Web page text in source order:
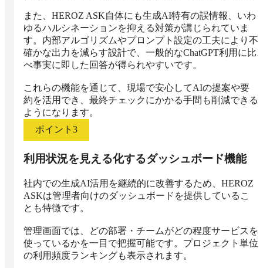
また、HEROZ ASK自体にも生成AI特有の誤情報、いわ
ゆるハルシネーションを抑える対策が講じられていま
す。内部アルゴリズムやプロンプト設定の工夫により不
確かな出力を減らす設計で、一般的なChatGPT利用に比
べ事実に即した回答が得られやすいです。
これらの機能を通じて、現場で安心してAIの提案や要
約を活用でき、最終チェックにかかる手間も削減できる
ようになります。
ポイント 3
利用状況を見える化するダッシュボード機能
社内での生成AI活用を継続的に改善するため、HEROZ
ASKは管理者向けのダッシュボードを提供しているこ
とも特徴です。
管理画面では、どの部署・チームがどの程度サービスを
使っているかを一目で把握可能です。プロジェクト単位
の利用頻度ランキングも表示されます。